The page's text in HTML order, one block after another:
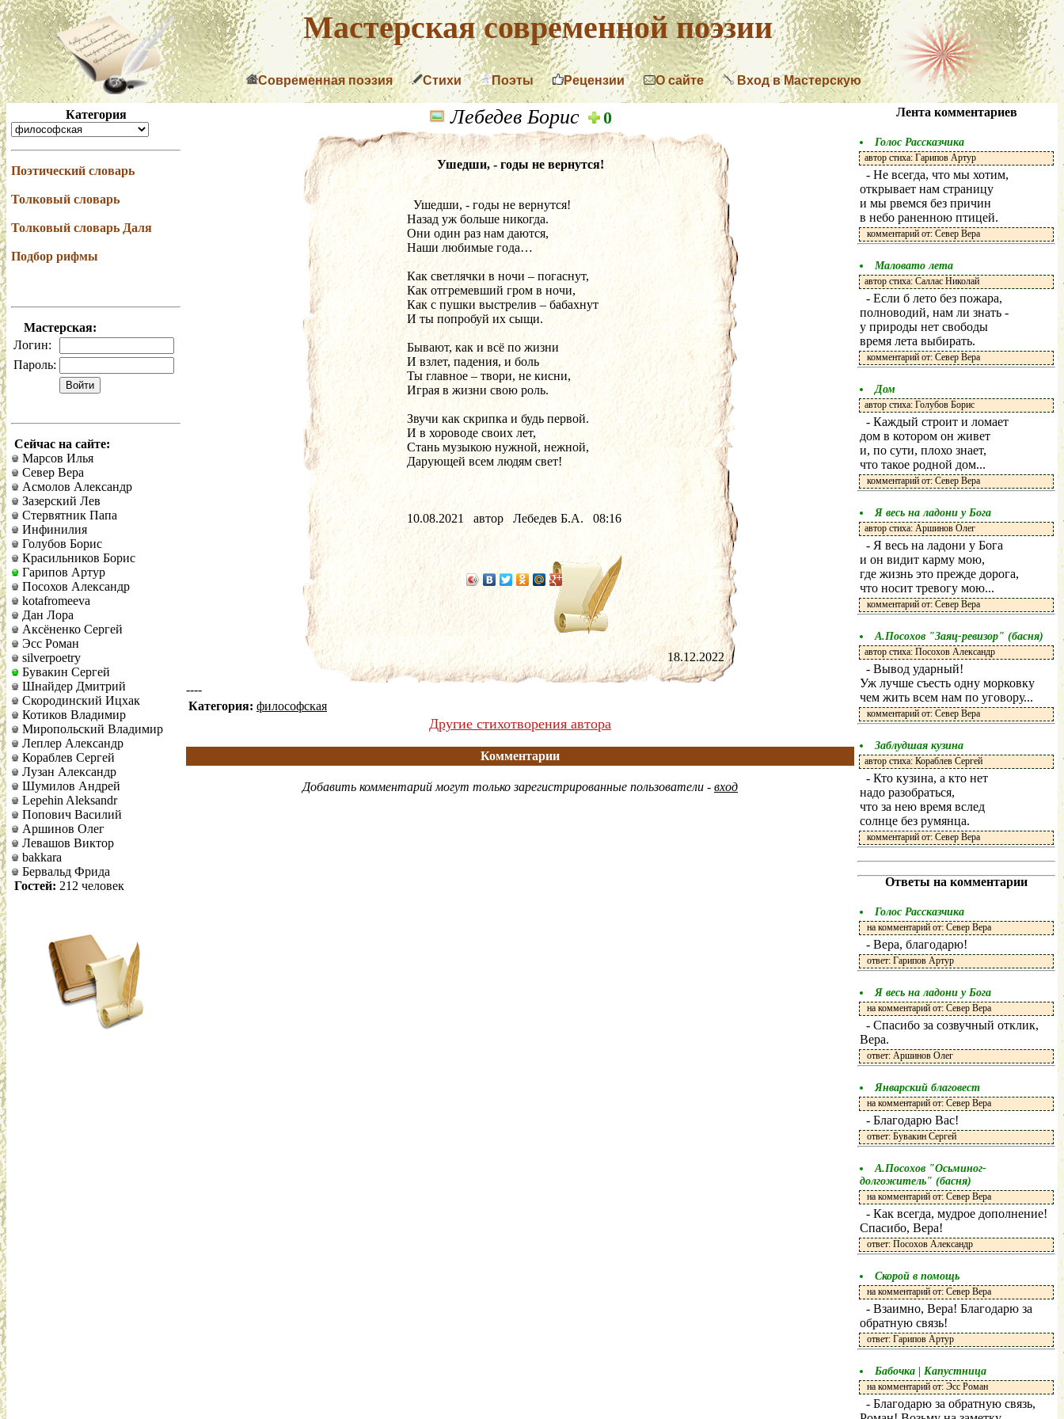
Мастерская современной поэзии
Современная поэзия Стихи Поэты Рецензии О сайте Вход в Мастерскую
Категория
Поэтический словарь
Толковый словарь
Толковый словарь Даля
Подбор рифмы
Мастерская:
Логин:
Пароль:
Сейчас на сайте:
Марсов Илья
Север Вера
Асмолов Александр
Зазерский Лев
Стервятник Папа
Инфинилия
Голубов Борис
Красильников Борис
Гарипов Артур
Посохов Александр
kotafromeeva
Дан Лора
Аксёненко Сергей
Эсс Роман
silverpoetry
Бувакин Сергей
Шнайдер Дмитрий
Скородинский Ицхак
Котиков Владимир
Миропольский Владимир
Леплер Александр
Кораблев Сергей
Лузан Александр
Шумилов Андрей
Lepehin Aleksandr
Попович Василий
Аршинов Олег
Левашов Виктор
bakkara
Бервальд Фрида
Гостей: 212 человек
Лебедев Борис 0
Ушедши, - годы не вернутся!
  Ушедши, - годы не вернутся!
Назад уж больше никогда.
Они один раз нам даются,
Наши любимые года…
Как светлячки в ночи – погаснут,
И ты попробуй их сыщи.
Бывают, как и всё по жизни
И взлет, падения, и боль
Играя в жизни свою роль.
Звучи как скрипка и будь первой.
И в хороводе своих лет,
Стань музыкою нужной, нежной,
Дарующей всем людям свет!
10.08.2021   автор   Лебедев Б.А.   08:16
18.12.2022
----
Категория: философская
Другие стихотворения автора
Комментарии
Добавить комментарий могут только зарегистрированные пользователи - вход
Лента комментариев
Голос Рассказчика
автор стиха: Гарипов Артур
- Не всегда, что мы хотим,
открывает нам страницу
и мы рвемся без причин
в небо раненною птицей.
комментарий от: Север Вера
Маловато лета
автор стиха: Саллас Николай
- Если б лето без пожара,
полноводий, нам ли знать -
у природы нет свободы
время лета выбирать.
комментарий от: Север Вера
Дом
автор стиха: Голубов Борис
- Каждый строит и ломает
дом в котором он живет
и, по сути, плохо знает,
что такое родной дом...
комментарий от: Север Вера
Я весь на ладони у Бога
автор стиха: Аршинов Олег
- Я весь на ладони у Бога
и он видит карму мою,
где жизнь это прежде дорога,
что носит тревогу мою...
комментарий от: Север Вера
А.Посохов "Заяц-ревизор" (басня)
автор стиха: Посохов Александр
- Вывод ударный!
Уж лучше съесть одну морковку
чем жить всем нам по уговору...
комментарий от: Север Вера
Заблудшая кузина
автор стиха: Кораблев Сергей
- Кто кузина, а кто нет
надо разобраться,
что за нею время вслед
солнце без румянца.
комментарий от: Север Вера
Ответы на комментарии
Голос Рассказчика
на комментарий от: Север Вера
- Вера, благодарю!
ответ: Гарипов Артур
Я весь на ладони у Бога
на комментарий от: Север Вера
- Спасибо за созвучный отклик,
Вера.
ответ: Аршинов Олег
Январский благовест
на комментарий от: Север Вера
- Благодарю Вас!
ответ: Бувакин Сергей
А.Посохов "Осьминог-
долгожитель" (басня)
на комментарий от: Север Вера
- Как всегда, мудрое дополнение!
Спасибо, Вера!
ответ: Посохов Александр
Скорой в помощь
на комментарий от: Север Вера
- Взаимно, Вера! Благодарю за
обратную связь!
ответ: Гарипов Артур
Бабочка | Капустница
на комментарий от: Эсс Роман
- Благодарю за обратную связь,